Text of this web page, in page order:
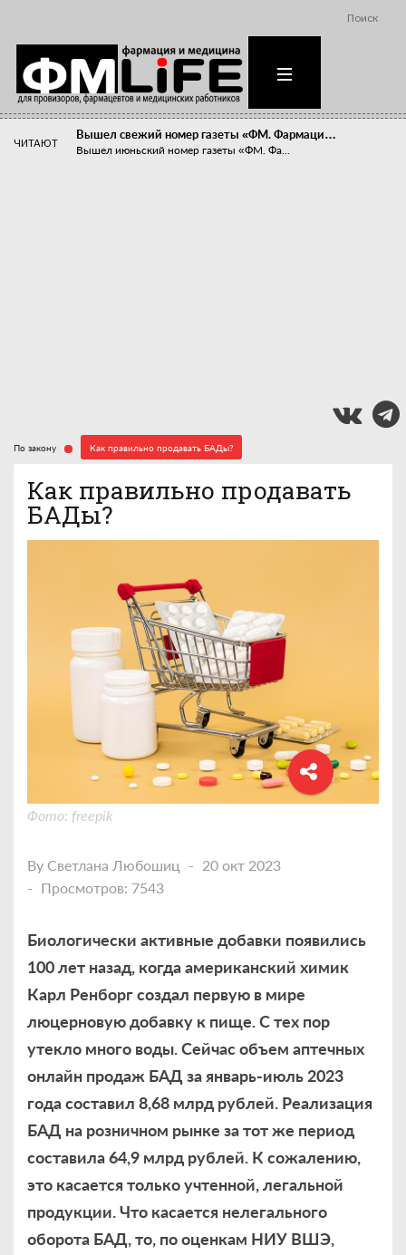
Поиск
ЧИТАЮТ
Вышел свежий номер газеты «ФМ. Фармаци…
Вышел июньский номер газеты «ФМ. Фа...
По закону Как правильно продавать БАДы?
Как правильно продавать
БАДы?
Фото: freepik
By Светлана Любошиц
20 окт 2023
Просмотров: 7543
Биологически активные добавки появились
100 лет назад, когда американский химик
Карл Ренборг создал первую в мире
люцерновую добавку к пище. С тех пор
утекло много воды. Сейчас объем аптечных
онлайн продаж БАД за январь-июль 2023
года составил 8,68 млрд рублей. Реализация
БАД на розничном рынке за тот же период
составила 64,9 млрд рублей. К сожалению,
это касается только учтенной, легальной
продукции. Что касается нелегального
оборота БАД, то, по оценкам НИУ ВШЭ,